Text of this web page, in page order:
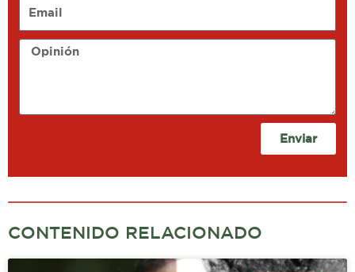
Opinión
Enviar
CONTENIDO RELACIONADO